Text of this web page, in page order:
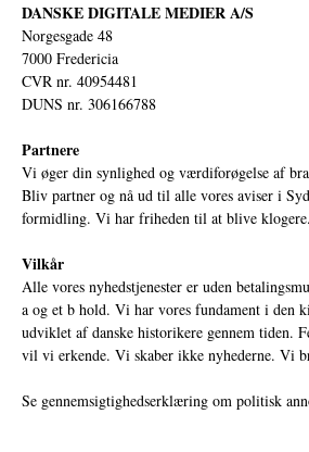
DANSKE DIGITALE MEDIER A/S
Norgesgade 48
7000 Fredericia
CVR nr. 40954481
DUNS nr. 306166788
Partnere
Vi øger din synlighed og værdiforøgelse af
Bliv partner og nå ud til alle vores aviser i
formidling. Vi har friheden til at blive
Vilkår
Alle vores nyhedstjenester er uden
a og et b hold. Vi har vores fundament i den
udviklet af danske historikere gennem tiden.
vil vi erkende. Vi skaber ikke nyhederne. Vi
Se gennemsigtighedserklæring om politisk